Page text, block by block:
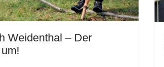
Weidenthal – Der